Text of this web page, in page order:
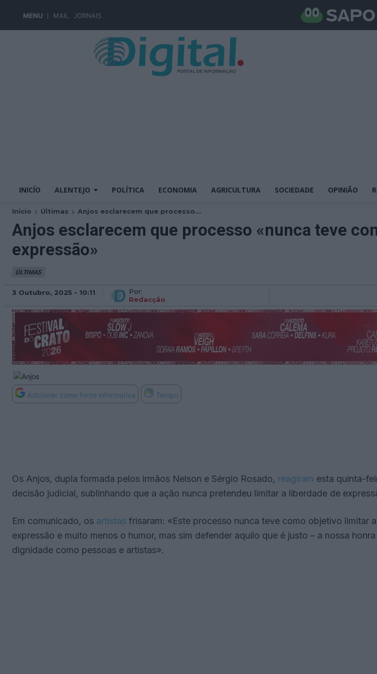
MENU MAIL JORNAIS
INICÍO ALENTEJO POLÍTICA ECONOMIA AGRICULTURA SOCIEDADE OPINIÃO
Início Últimas Anjos esclarecem que processo...
Anjos esclarecem que processo «nunca teve
expressão»
ÚLTIMAS
3 Outubro, 2025 - 10:11
Por:
Redacção
Adicionar como fonte informativa Tempo
Os Anjos, dupla formada pelos irmãos Nelson e Sérgio Rosado, reagiram esta quinta-
decisão judicial, sublinhando que a ação nunca pretendeu limitar a liberdade de
Em comunicado, os artistas frisaram: «Este processo nunca teve como objetivo limitar
expressão e muito menos o humor, mas sim defender aquilo que é justo – a nossa
dignidade como pessoas e artistas».